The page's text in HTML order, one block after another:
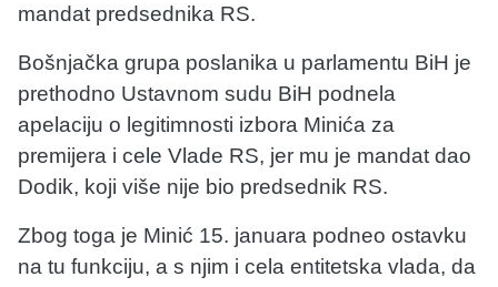
mandat predsednika RS.
Bošnjačka grupa poslanika u parlamentu BiH je
prethodno Ustavnom sudu BiH podnela
apelaciju o legitimnosti izbora Minića za
premijera i cele Vlade RS, jer mu je mandat dao
Dodik, koji više nije bio predsednik RS.
Zbog toga je Minić 15. januara podneo ostavku
na tu funkciju, a s njim i cela entitetska vlada, da